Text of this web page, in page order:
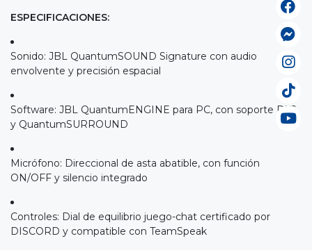
ESPECIFICACIONES:
Sonido: JBL QuantumSOUND Signature con audio
envolvente y precisión espacial
Software: JBL QuantumENGINE para PC, con soporte DTS
y QuantumSURROUND
Micrófono: Direccional de asta abatible, con función
ON/OFF y silencio integrado
Controles: Dial de equilibrio juego-chat certificado por
DISCORD y compatible con TeamSpeak